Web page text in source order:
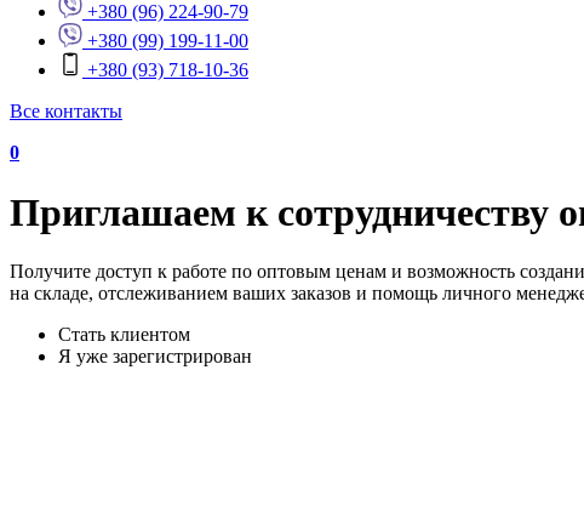
+380 (96) 224-90-79
+380 (99) 199-11-00
+380 (93) 718-10-36
Все контакты
0
Приглашаем к сотрудничеству
Получите доступ к работе по оптовым ценам и возможность
на складе, отслеживанием ваших заказов и помощь личного
Стать клиентом
Я уже зарегистрирован